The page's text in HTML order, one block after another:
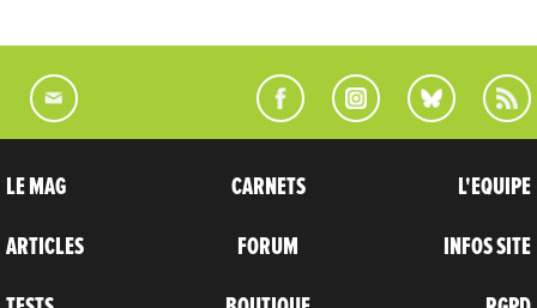
LE MAG
ARTICLES
CARNETS
FORUM
L'EQUIPE
INFOS SITE